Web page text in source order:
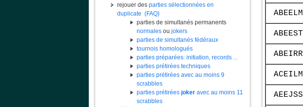
rejouer des parties sélectionnées en
duplicate (FAQ)
parties de simultanés permanents
normales ou jokers
parties de simultanés fédéraux
tournois homologués
parties préparées: initiation, records ...
parties prétirées techniques
parties prétirées avec au moins 9
scrabbles
parties prétirées joker avec au moins 11
scrabbles
ABEELM
ABEEST
ABEIRR
ACEILM
AEEJSS